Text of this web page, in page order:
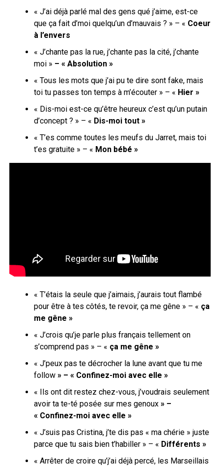
« J’ai déjà parlé mal des gens qué j’aime, est-ce
que ça fait d’moi quelqu’un d’mauvais ? » – « Coeur
à l’envers
« J’chante pas la rue, j’chante pas la cité, j’chante
moi » – « Absolution »
« Tous les mots que j’ai pu te dire sont fake, mais
toi tu passes ton temps à m’écouter » – « Hier »
« Dis-moi est-ce qu’être heureux c’est qu’un putain
d’concept ? » – « Dis-moi tout »
« T’es comme toutes les meufs du Jarret, mais toi
t’es gratuite » – « Mon bébé »
« T’étais la seule que j’aimais, j’aurais tout flambé
pour être à tes côtés, te revoir, ça me gêne » – « ça
me gêne »
« J’crois qu’je parle plus français tellement on
s’comprend pas » – « ça me gêne »
« J’peux pas te décrocher la lune avant que tu me
follow» – « Confinez-moi avec elle »
« Ils ont dit restez chez-vous, j’voudrais seulement
avoir ta te-té posée sur mes genoux» –
« Confinez-moi avec elle »
« J’suis pas Cristina, j’te dis pas « ma chérie » juste
parce que tu sais bien t’habiller» – « Différents »
« Arrêter de croire qu’j’ai déjà percé, les Marseillais